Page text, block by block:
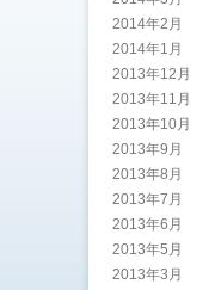
2014年2月
2014年1月
2013年12月
2013年11月
2013年10月
2013年9月
2013年8月
2013年7月
2013年6月
2013年5月
2013年3月